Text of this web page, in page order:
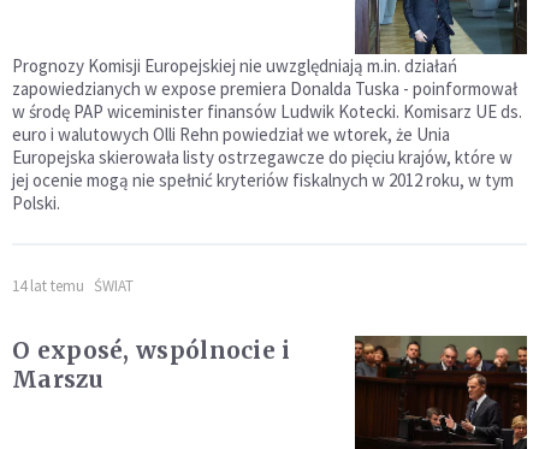
Prognozy Komisji Europejskiej nie uwzględniają m.in. działań
zapowiedzianych w expose premiera Donalda Tuska - poinformował
w środę PAP wiceminister finansów Ludwik Kotecki. Komisarz UE ds.
euro i walutowych Olli Rehn powiedział we wtorek, że Unia
Europejska skierowała listy ostrzegawcze do pięciu krajów, które w
jej ocenie mogą nie spełnić kryteriów fiskalnych w 2012 roku, w tym
Polski.
14 lat temu ŚWIAT
O exposé, wspólnocie i
Marszu